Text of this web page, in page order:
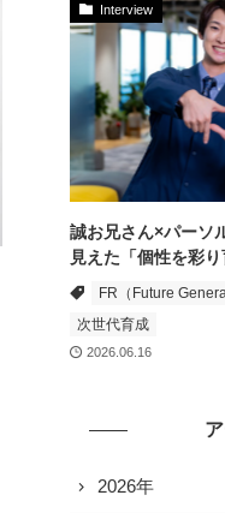
Interview
誠お兄さん×パーソ
見えた「個性を彩
FR（Future
次世代育成
2026.06.16
2026年